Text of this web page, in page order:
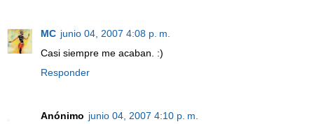
MC junio 04, 2007 4:08 p. m.
Casi siempre me acaban. :)
Responder
Anónimo junio 04, 2007 4:10 p. m.